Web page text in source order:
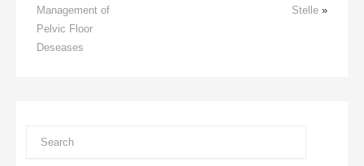
Management of
Pelvic Floor
Deseases
Stelle »